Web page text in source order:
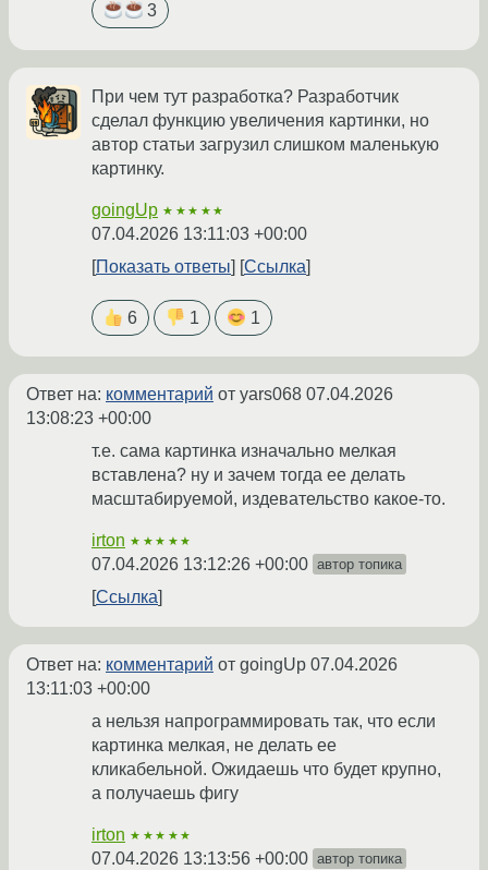
3
При чем тут разработка? Разработчик
сделал функцию увеличения картинки, но
автор статьи загрузил слишком маленькую
картинку.
goingUp ★★★★★
07.04.2026 13:11:03 +00:00
Показать ответы
Ссылка
6 1 1
Ответ на: комментарий от yars068 07.04.2026
13:08:23 +00:00
т.е. сама картинка изначально мелкая
вставлена? ну и зачем тогда ее делать
масштабируемой, издевательство какое-то.
irton ★★★★★
07.04.2026 13:12:26 +00:00 автор топика
Ссылка
Ответ на: комментарий от goingUp 07.04.2026
13:11:03 +00:00
а нельзя напрограммировать так, что если
картинка мелкая, не делать ее
кликабельной. Ожидаешь что будет крупно,
а получаешь фигу
irton ★★★★★
07.04.2026 13:13:56 +00:00 автор топика